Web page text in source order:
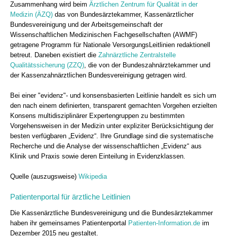
Zusammenhang wird beim Ärztlichen Zentrum für Qualität in der
Medizin (ÄZQ) das von Bundesärztekammer, Kassenärztlicher
Bundesvereinigung und der Arbeitsgemeinschaft der
Wissenschaftlichen Medizinischen Fachgesellschaften (AWMF)
getragene Programm für Nationale VersorgungsLeitlinien redaktionell
betreut. Daneben existiert die Zahnärztliche Zentralstelle
Qualitätssicherung (ZZQ), die von der Bundeszahnärztekammer und
der Kassenzahnärztlichen Bundesvereinigung getragen wird.
Bei einer "evidenz"- und konsensbasierten Leitlinie handelt es sich um
den nach einem definierten, transparent gemachten Vorgehen erzielten
Konsens multidisziplinärer Expertengruppen zu bestimmten
Vorgehensweisen in der Medizin unter expliziter Berücksichtigung der
besten verfügbaren „Evidenz“. Ihre Grundlage sind die systematische
Recherche und die Analyse der wissenschaftlichen „Evidenz“ aus
Klinik und Praxis sowie deren Einteilung in Evidenzklassen.
Quelle (auszugsweise) Wikipedia
Patientenportal für ärztliche Leitlinien
Die Kassenärztliche Bundesvereinigung und die Bundesärztekammer
haben ihr gemeinsames Patientenportal Patienten-Information.de im
Dezember 2015 neu gestaltet.